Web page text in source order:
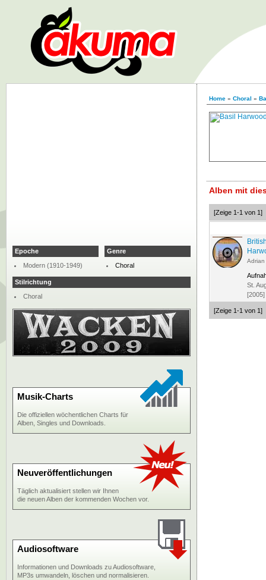
Home » Choral »
Alben mit
[Zeige 1-1 von 1]
St.
[2005]
[Zeige 1-1 von 1]
Epoche
Modern (1910-1949)
Genre
Choral
Stilrichtung
Choral
Musik-Charts
Die offiziellen wöchentlichen Charts für
Alben, Singles und Downloads.
Neuveröffentlichungen
Täglich aktualisiert stellen wir Ihnen
die neuen Alben der kommenden Wochen vor.
Audiosoftware
Informationen und Downloads zu Audiosoftware,
MP3s umwandeln, löschen und normalisieren.